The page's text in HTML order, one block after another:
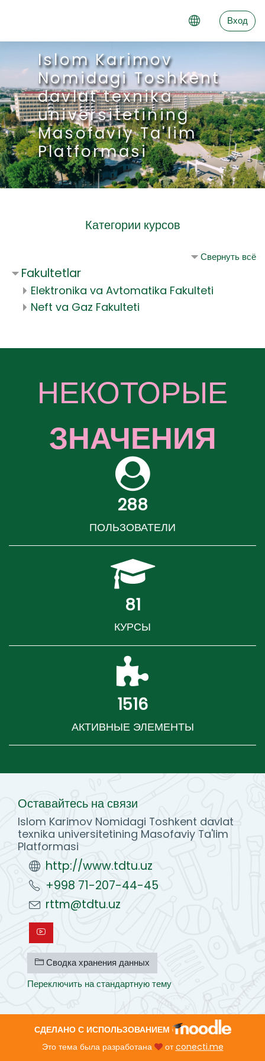
Вход
Islom Karimov
Nomidagi Toshkent
davlat texnika
universitetining
Masofaviy Ta'lim
Platformasi
Категории курсов
Свернуть всё
Fakultetlar
Elektronika va Avtomatika Fakulteti
Neft va Gaz Fakulteti
НЕКОТОРЫЕ
ЗНАЧЕНИЯ
288
ПОЛЬЗОВАТЕЛИ
81
КУРСЫ
1516
АКТИВНЫЕ ЭЛЕМЕНТЫ
Оставайтесь на связи
Islom Karimov Nomidagi Toshkent davlat
texnika universitetining Masofaviy Ta'lim
Platformasi
http://www.tdtu.uz
+998 71-207-44-45
rttm@tdtu.uz
Сводка хранения данных
Переключить на стандартную тему
СДЕЛАНО С ИСПОЛЬЗОВАНИЕМ
Это тема была разработана
отconecti.me